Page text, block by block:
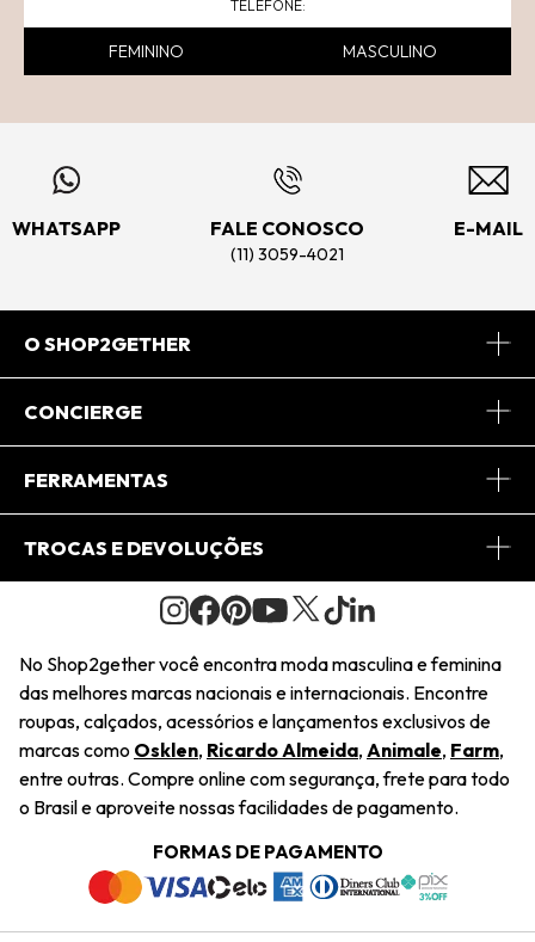
FEMININO MASCULINO
WHATSAPP FALE CONOSCO
(11) 3059-4021
E-MAIL
O SHOP2GETHER
Sobre Nós
Journal
Saiu na Mídia
Sustentabilidade
Navegando
Termos e Condições
Trabalhe Conosco
CONCIERGE
Central de Relacionamento
Regulamento e Promoções
FERRAMENTAS
Minha Conta
Pedido de Presente
Wishlist
TROCAS E DEVOLUÇÕES
Condições Gerais
Troca Fácil
Restituição de Pagamento
Dúvidas Frequentes
Termos e Condições
Política de Privacidade
No Shop2gether você encontra moda masculina e feminina
das melhores marcas nacionais e internacionais. Encontre
roupas, calçados, acessórios e lançamentos exclusivos de
marcas como Osklen, Ricardo Almeida, Animale, Farm,
entre outras. Compre online com segurança, frete para todo
o Brasil e aproveite nossas facilidades de pagamento.
FORMAS DE PAGAMENTO